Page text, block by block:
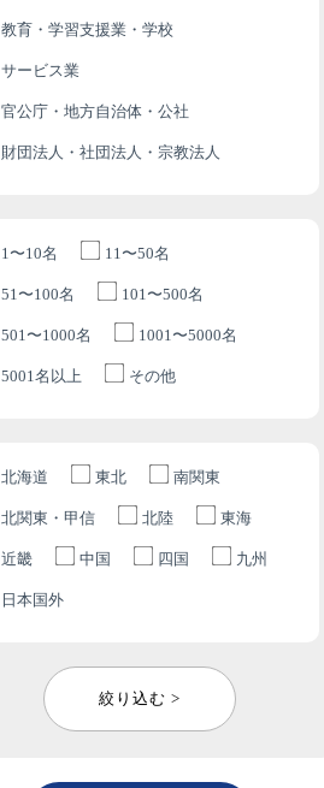
教育・学習支援業・学校
サービス業
官公庁・地方自治体・公社
財団法人・社団法人・宗教法人
1〜10名 11〜50名
51〜100名 101〜500名
501〜1000名 1001〜5000名
5001名以上 その他
北海道 東北 南関東
北関東・甲信 北陸 東海
近畿 中国 四国 九州
日本国外
絞り込む >